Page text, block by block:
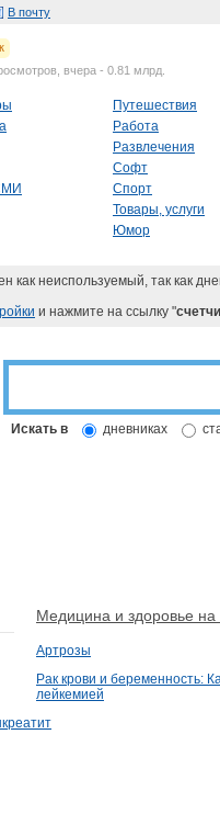
В почту
вчера - 0.81 млрд.
Путешествия
Работа
Развлечения
Софт
Спорт
Товары, услуги
Юмор
как неиспользуемый, так как
и нажмите на ссылку "
Искать в дневниках
Медицина и здоровье на
Артрозы
Рак крови и беременность:
лейкемией